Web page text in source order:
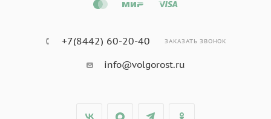
+7(8442) 60-20-40 ЗАКАЗАТЬ ЗВОНОК
info@volgorost.ru